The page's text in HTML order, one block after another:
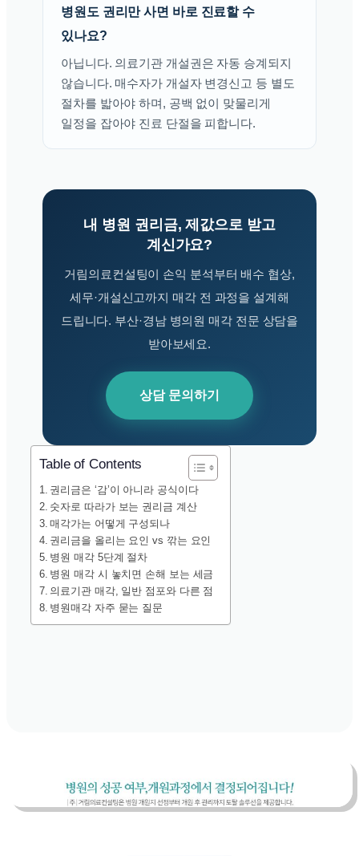
병원도 권리만 사면 바로 진료할 수
있나요?
아닙니다. 의료기관 개설권은 자동 승계되지
않습니다. 매수자가 개설자 변경신고 등 별도
절차를 밟아야 하며, 공백 없이 맞물리게
일정을 잡아야 진료 단절을 피합니다.
내 병원 권리금, 제값으로 받고
계신가요?
거림의료컨설팅이 손익 분석부터 배수 협상,
세무·개설신고까지 매각 전 과정을 설계해
드립니다. 부산·경남 병의원 매각 전문 상담을
받아보세요.
상담 문의하기
Table of Contents
권리금은 ‘감’이 아니라 공식이다
숫자로 따라가 보는 권리금 계산
매각가는 어떻게 구성되나
권리금을 올리는 요인 vs 깎는 요인
병원 매각 5단계 절차
병원 매각 시 놓치면 손해 보는 세금
의료기관 매각, 일반 점포와 다른 점
병원매각 자주 묻는 질문